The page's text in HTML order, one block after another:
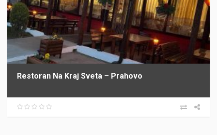
Restoran Na Kraj Sveta – Prahovo